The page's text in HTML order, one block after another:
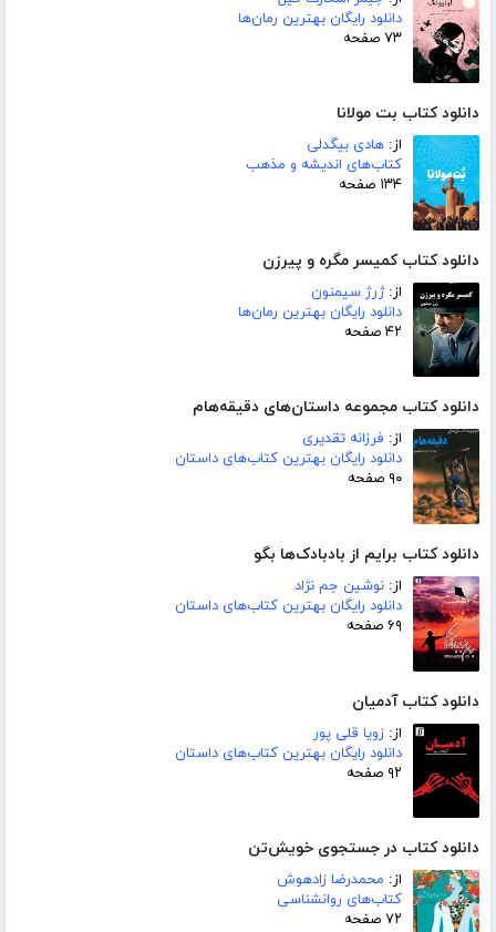
دانلود رایگان بهترین رمان‌ها
۷۳ صفحه
دانلود کتاب بت مولانا
از: هادی بیگدلی
کتاب‌های اندیشه و مذهب
۱۳۴ صفحه
دانلود کتاب کمیسر مگره و پیرزن
از:ژرژ سیمنون
دانلود رایگان بهترین رمان‌ها
۴۲ صفحه
دانلود کتاب مجموعه داستان‌های دقیقه‌هام
از: فرزانه تقدیری
دانلود رایگان بهترین کتاب‌های داستان
۹۰ صفحه
دانلود کتاب برایم از بادبادک‌ها بگو
از: نوشین جم نژاد
دانلود رایگان بهترین کتاب‌های داستان
۶۹ صفحه
دانلود کتاب آدمیان
از: زویا قلی پور
دانلود رایگان بهترین کتاب‌های داستان
۹۲ صفحه
دانلود کتاب در جستجوی خویش‌تن
از: محمدرضا زادهوش
کتاب‌های روانشناسی
۷۲ صفحه